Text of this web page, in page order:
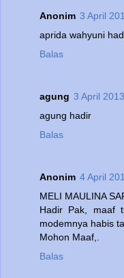
Anonim 3 April
aprida wahyuni
Balas
agung 3 April
agung hadir
Balas
Anonim 4 April
MELI MAULINA
Hadir Pak, maaf
modemnya habis
Mohon Maaf,.
Balas